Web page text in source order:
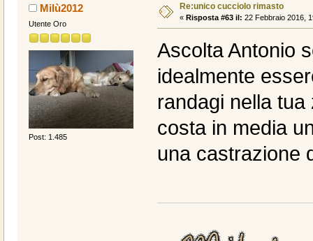
Milù2012
Utente Oro
Post: 1.485
Re:unico cucciolo rimasto
« Risposta #63 il: 22 Febbraio 2016,
Ascolta Antonio
idealmente
randagi nella
costa in media
una castrazione